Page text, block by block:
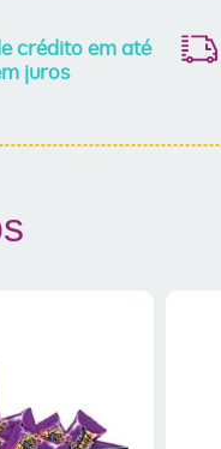
crédito em até
juros